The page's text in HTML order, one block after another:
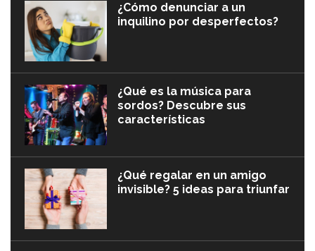
¿Cómo denunciar a un
inquilino por desperfectos?
¿Qué es la música para
sordos? Descubre sus
características
¿Qué regalar en un amigo
invisible? 5 ideas para triunfar